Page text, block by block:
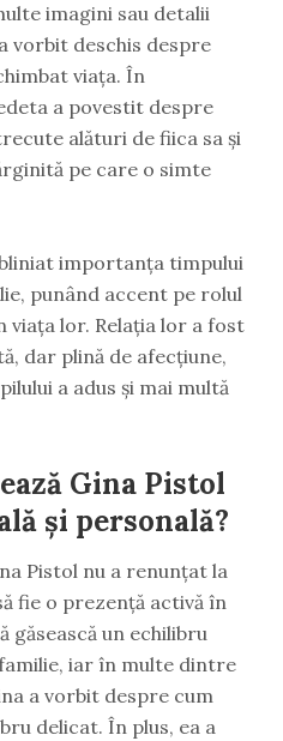
imagini sau detalii
vorbit deschis despre
viața. În
a povestit despre
alături de fiica sa și
pe care o simte
importanța timpului
punând accent pe rolul
viața lor. Relația lor a fost
dar plină de afecțiune,
a adus și mai multă
Gina Pistol
și personală?
Pistol nu a renunțat la
fie o prezență activă în
găsească un echilibru
iar în multe dintre
a vorbit despre cum
delicat. În plus, ea a